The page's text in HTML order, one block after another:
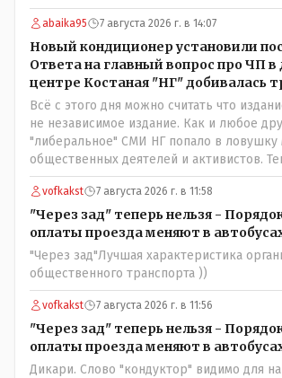
генерал-губернаторам улицы дарить?
знали о нем такое нехорошее? Ну и
надо. Обойдёмся как-нибудь vofkakst:
которые топят за возвращение
названийТак вернули же историческое
коренное название городишка
abaika95 7 августа 2026 г. в 14:07
Новый кондиционер установили
Ответа на главный вопрос про ЧП в
центре Костаная "НГ" добивалась
Всё с этого дня можно считать что
не независимое издание. Как и любое
"либеральное" СМИ НГ попало в ловушку
общественных деятелей и активистов.
активист и НПОшник будет поносить и
условия газете информационно
не начнет писать "как надо"
Редакторская политика, коллектив
ниче не значат. Прискорбно и иронично
vofkakst 7 августа 2026 г. в 11:58
"Через зад" теперь нельзя -
оплаты проезда меняют в
"Через зад"Лучшая характеристика
общественного транспорта ))
vofkakst 7 августа 2026 г. в 11:56
"Через зад" теперь нельзя -
оплаты проезда меняют в
Дикари. Слово "кондуктор" видимо для